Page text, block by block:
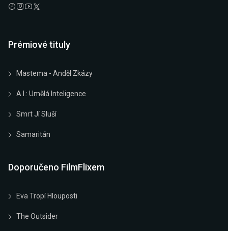
Prémiové tituly
Mastema - Anděl Zkázy
A.I.: Umělá Inteligence
Smrt Jí Sluší
Samaritán
Doporučeno FilmFlixem
Eva Tropí Hlouposti
The Outsider